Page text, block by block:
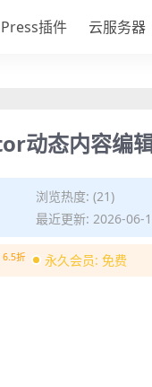
插件 云服务器
动态内容编
浏览热度: (21)
最近更新: 2026-06-
6.5折 永久会员: 免费